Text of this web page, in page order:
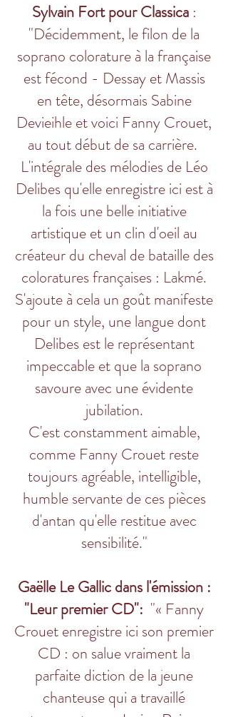
Sylvain Fort pour Classica :
"Décidemment, le filon de la
soprano colorature à la française
est fécond - Dessay et Massis
en tête, désormais Sabine
Devieihle et voici Fanny Crouet,
au tout début de sa carrière.
L'intégrale des mélodies de Léo
Delibes qu'elle enregistre ici est à
la fois une belle initiative
artistique et un clin d'oeil au
créateur du cheval de bataille des
coloratures françaises : Lakmé.
S'ajoute à cela un goût manifeste
pour un style, une langue dont
Delibes est le représentant
impeccable et que la soprano
savoure avec une évidente
jubilation.
C'est constamment aimable,
comme Fanny Crouet reste
toujours agréable, intelligible,
humble servante de ces pièces
d'antan qu'elle restitue avec
sensibilité."
Gaëlle Le Gallic dans l'émission :
"Leur premier CD": "« Fanny
Crouet enregistre ici son premier
CD : on salue vraiment la
parfaite diction de la jeune
chanteuse qui a travaillé